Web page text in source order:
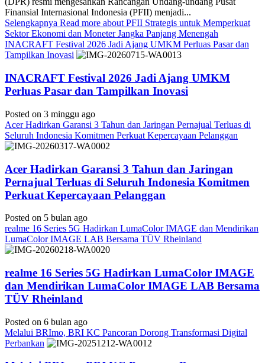
Finansial Internasional Indonesia (PFII) menjadi...
Selengkapnya Read more about PFII Strategis untuk Memperkuat
Sektor Ekonomi dan Moneter Jangka Panjang Menengah
INACRAFT Festival 2026 Jadi Ajang UMKM Perluas Pasar dan
Tampilkan Inovasi
INACRAFT Festival 2026 Jadi Ajang UMKM
Perluas Pasar dan Tampilkan Inovasi
Posted on 3 minggu ago
Acer Hadirkan Garansi 3 Tahun dan Jaringan Pernajual Terluas di
Seluruh Indonesia Komitmen Perkuat Kepercayaan Pelanggan
Acer Hadirkan Garansi 3 Tahun dan Jaringan
Pernajual Terluas di Seluruh Indonesia Komitmen
Perkuat Kepercayaan Pelanggan
Posted on 5 bulan ago
realme 16 Series 5G Hadirkan LumaColor IMAGE dan Mendirikan
LumaColor IMAGE LAB Bersama TÜV Rheinland
realme 16 Series 5G Hadirkan LumaColor IMAGE
dan Mendirikan LumaColor IMAGE LAB Bersama
TÜV Rheinland
Posted on 6 bulan ago
Melalui BRImo, BRI KC Pancoran Dorong Transformasi Digital
Perbankan